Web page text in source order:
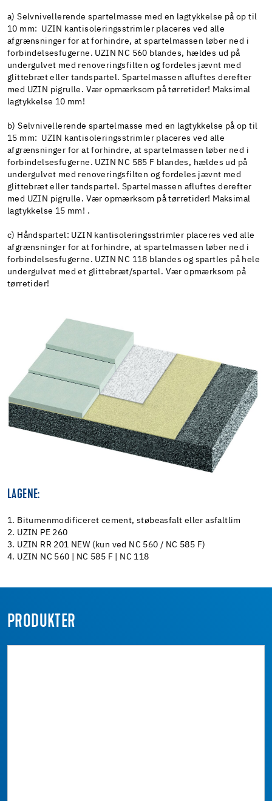
a) Selvnivellerende spartelmasse med en lagtykkelse på op til
10 mm: UZIN kantisoleringsstrimler placeres ved alle
afgrænsninger for at forhindre, at spartelmassen løber ned i
forbindelsesfugerne. UZIN NC 560 blandes, hældes ud på
undergulvet med renoveringsfilten og fordeles jævnt med
glittebræt eller tandspartel. Spartelmassen afluftes derefter
med UZIN pigrulle. Vær opmærksom på tørretider! Maksimal
lagtykkelse 10 mm!
b) Selvnivellerende spartelmasse med en lagtykkelse på op til
15 mm: UZIN kantisoleringsstrimler placeres ved alle
afgrænsninger for at forhindre, at spartelmassen løber ned i
forbindelsesfugerne. UZIN NC 585 F blandes, hældes ud på
undergulvet med renoveringsfilten og fordeles jævnt med
glittebræt eller tandspartel. Spartelmassen afluftes derefter
med UZIN pigrulle. Vær opmærksom på tørretider! Maksimal
lagtykkelse 15 mm! .
c) Håndspartel: UZIN kantisoleringsstrimler placeres ved alle
afgrænsninger for at forhindre, at spartelmassen løber ned i
forbindelsesfugerne. UZIN NC 118 blandes og spartles på hele
undergulvet med et glittebræt/spartel. Vær opmærksom på
tørretider!
LAGENE:
1. Bitumenmodificeret cement, støbeasfalt eller asfaltlim
2. UZIN PE 260
3. UZIN RR 201 NEW (kun ved NC 560 / NC 585 F)
4. UZIN NC 560 | NC 585 F | NC 118
PRODUKTER